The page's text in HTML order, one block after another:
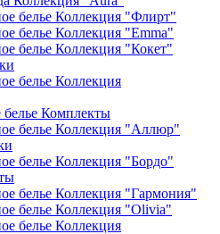
белье Коллекция "Флирт"
белье Коллекция "Emma"
белье Коллекция "Кокет"
белье Коллекция
Комплекты
белье Коллекция "Аллюр"
белье Коллекция "Бордо"
белье Коллекция "Гармония"
белье Коллекция "Olivia"
белье Коллекция